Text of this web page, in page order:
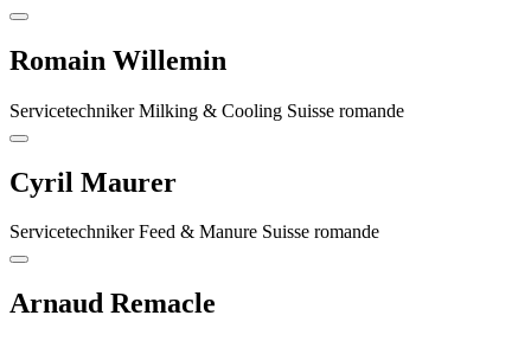
Romain Willemin
Servicetechniker Milking & Cooling Suisse romande
Cyril Maurer
Servicetechniker Feed & Manure Suisse romande
Arnaud Remacle